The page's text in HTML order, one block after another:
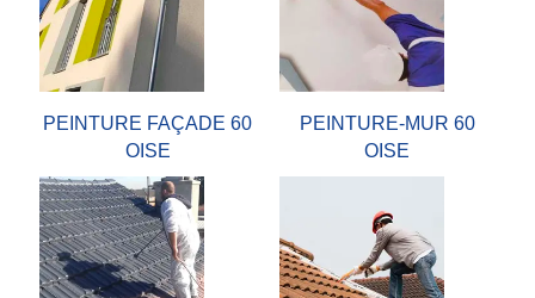
PEINTURE FAÇADE 60
OISE
PEINTURE-MUR 60
OISE